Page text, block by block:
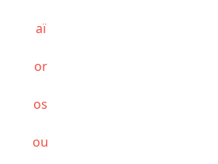
aï
or
os
ou